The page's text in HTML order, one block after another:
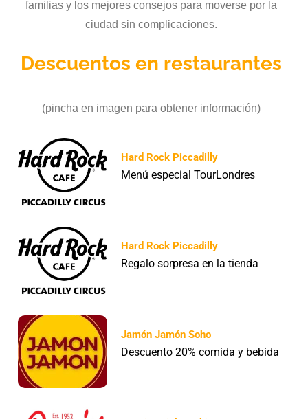
familias y los mejores consejos para moverse por la
ciudad sin complicaciones.
Descuentos en restaurantes
(pincha en imagen para obtener información)
Hard Rock Piccadilly
Menú especial TourLondres
Hard Rock Piccadilly
Regalo sorpresa en la tienda
Jamón Jamón Soho
Descuento 20% comida y bebida